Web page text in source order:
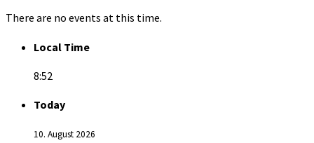
There are no events at this time.
Local Time
8:52
Today
10. August 2026